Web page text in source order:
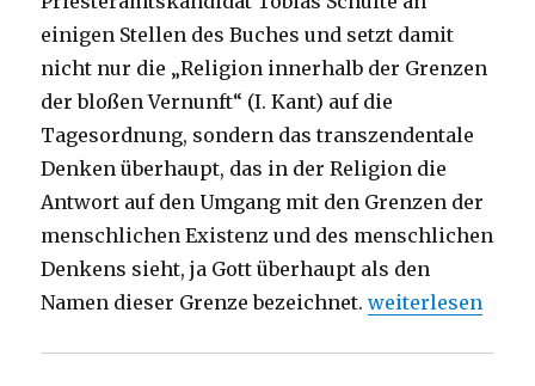
einigen Stellen des Buches und setzt damit
nicht nur die „Religion innerhalb der Grenzen
der bloßen Vernunft“ (I. Kant) auf die
Tagesordnung, sondern das transzendentale
Denken überhaupt, das in der Religion die
Antwort auf den Umgang mit den Grenzen der
menschlichen Existenz und des menschlichen
Denkens sieht, ja Gott überhaupt als den
Namen dieser Grenze bezeichnet.„Glaube, in der
weiterlesen